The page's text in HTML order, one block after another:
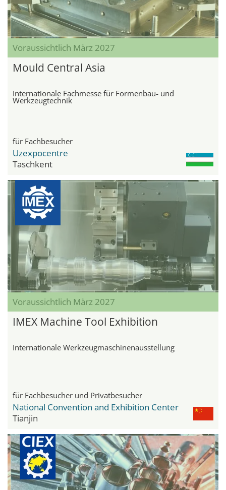
Voraussichtlich März 2027
Mould Central Asia
Internationale Fachmesse für Formenbau‑ und
Werkzeugtechnik
für Fachbesucher
Uzexpocentre
Taschkent
Voraussichtlich März 2027
IMEX Machine Tool Exhibition
Internationale Werkzeugmaschinenausstellung
für Fachbesucher und Privatbesucher
National Convention and Exhibition Center
Tianjin